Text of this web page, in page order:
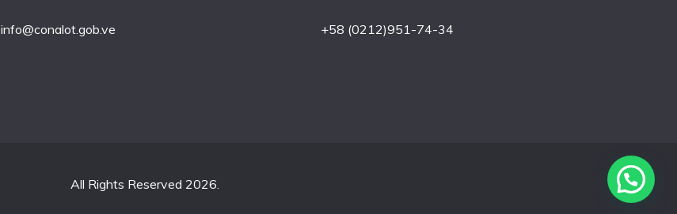
info@conalot.gob.ve +58 (0212)951-74-34
All Rights Reserved 2026.